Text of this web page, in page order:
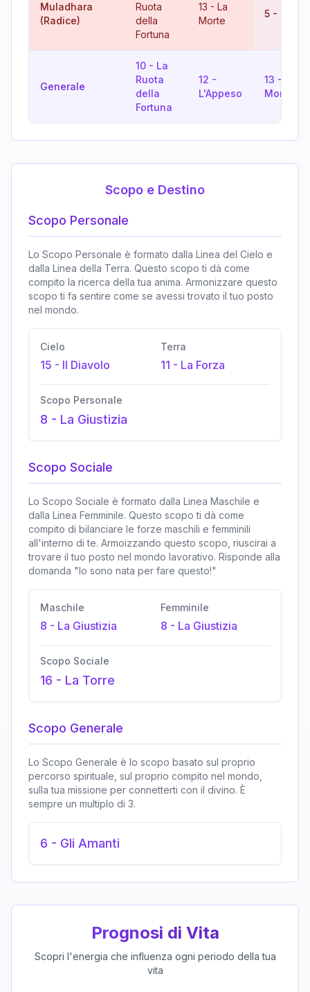
Muladhara
(Radice)
Ruota
della
Fortuna
13 - La
Morte
5 -
Generale
10 - La
Ruota
della
Fortuna
12 -
L'Appeso
13 -
Morte
Scopo e Destino
Scopo Personale
Lo Scopo Personale è formato dalla Linea del Cielo e
dalla Linea della Terra. Questo scopo ti dà come
compito la ricerca della tua anima. Armonizzare questo
scopo ti fa sentire come se avessi trovato il tuo posto
nel mondo.
Cielo
15 - Il Diavolo
Terra
11 - La Forza
Scopo Personale
8 - La Giustizia
Scopo Sociale
Lo Scopo Sociale è formato dalla Linea Maschile e
dalla Linea Femminile. Questo scopo ti dà come
compito di bilanciare le forze maschili e femminili
all'interno di te. Armoizzando questo scopo, riuscirai a
trovare il tuo posto nel mondo lavorativo. Risponde alla
domanda "Io sono nata per fare questo!"
Maschile
8 - La Giustizia
Femminile
8 - La Giustizia
Scopo Sociale
16 - La Torre
Scopo Generale
Lo Scopo Generale è lo scopo basato sul proprio
percorso spirituale, sul proprio compito nel mondo,
sulla tua missione per connetterti con il divino. È
sempre un multiplo di 3.
6 - Gli Amanti
Prognosi di Vita
Scopri l'energia che influenza ogni periodo della tua
vita